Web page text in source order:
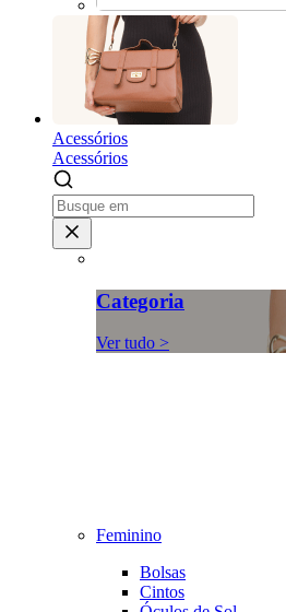
Acessórios
Acessórios
Categoria
Ver tudo >
Feminino
Bolsas
Cintos